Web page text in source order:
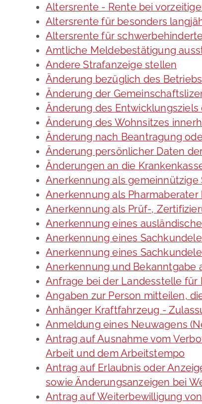
Altersrente - Rente bei
Altersrente für besonders
Altersrente für
Amtliche Meldebestätigung
Andere Strafanzeige stellen
Änderung bezüglich des
Änderung der
Änderung des
Änderung des Wohnsitzes
Änderung nach Beantragung
Änderung persönlicher Daten
Änderungen an die
Anerkennung als
Anerkennung als Pharmaberater
Anerkennung als Prüf-,
Anerkennung eines
Anerkennung eines
Anerkennung eines
Anerkennung und Bekanntgabe
Anfrage bei der Landesstelle für
Angaben zur Person mitteilen,
Anhänger Kraftfahrzeug -
Anmeldung eines Neuwagens
Antrag auf Ausnahme vom
Arbeit und dem Arbeitstempo
Antrag auf Erlaubnis oder
sowie Änderungsanzeigen bei
Antrag auf Weiterbewilligung